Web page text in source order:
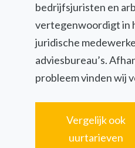
bedrijfsjuristen en
vertegenwoordigt in
juridische
adviesbureau’s.
probleem vinden wij
Vergelijk ook
uurtarieven